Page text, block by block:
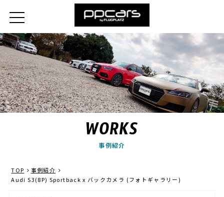
WORKS
事例紹介
TOP
事例紹介
Audi S3(8P) Sportback x バックカメラ (フォトギャラリー)